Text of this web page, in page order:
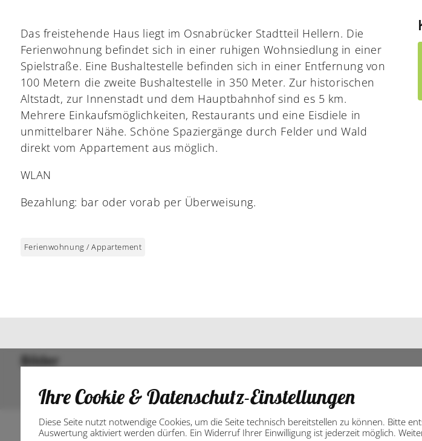
Das freistehende Haus liegt im Osnabrücker Stadtteil Hellern. Die
Ferienwohnung befindet sich in einer ruhigen Wohnsiedlung in einer
Spielstraße. Eine Bushaltestelle befinden sich in einer Entfernung von
100 Metern die zweite Bushaltestelle in 350 Meter. Zur historischen
Altstadt, zur Innenstadt und dem Hauptbahnhof sind es 5 km.
Mehrere Einkaufsmöglichkeiten, Restaurants und eine Eisdiele in
unmittelbarer Nähe. Schöne Spaziergänge durch Felder und Wald
direkt vom Appartement aus möglich.
WLAN
Bezahlung: bar oder vorab per Überweisung.
Ferienwohnung / Appartement
Bilder
Ihre Cookie & Datenschutz-Einstellungen
Diese Seite nutzt notwendige Cookies, um die Seite technisch bereitstellen zu können. Bitte
Auswertung aktiviert werden dürfen. Ein Widerruf Ihrer Einwilligung ist jederzeit möglich.